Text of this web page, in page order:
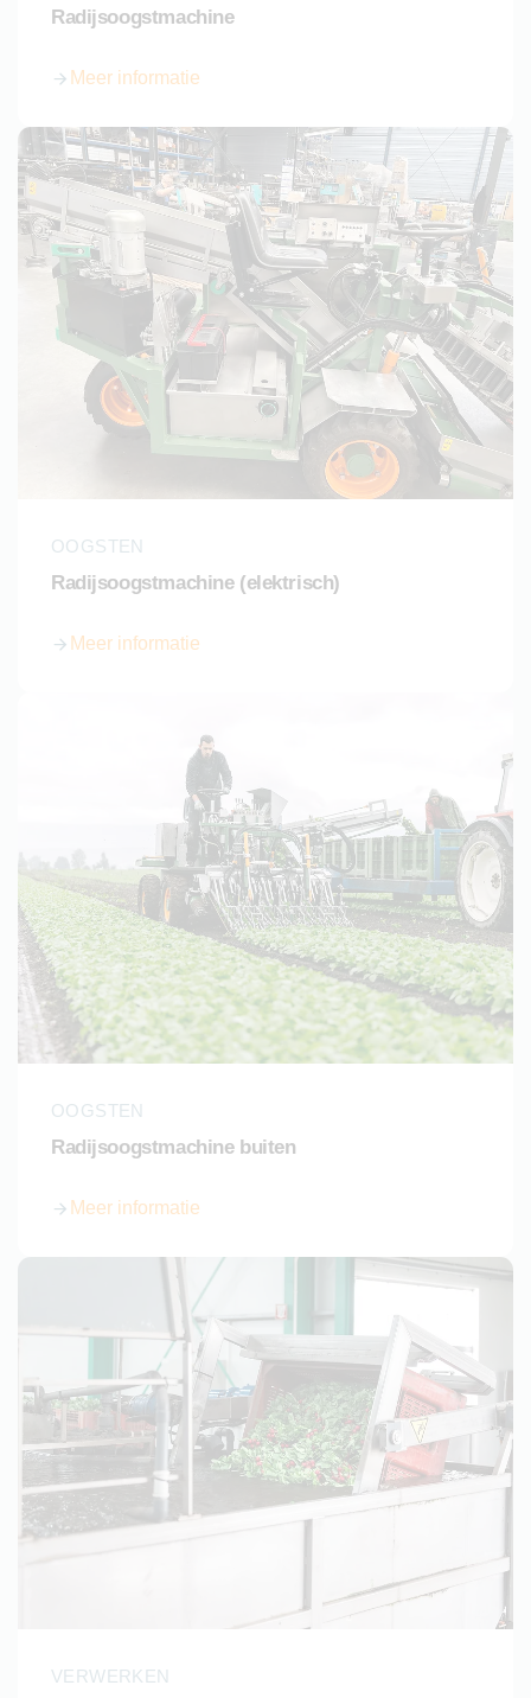
Radijsoogstmachine
Meer informatie
OOGSTEN
Radijsoogstmachine (elektrisch)
Meer informatie
over Radijsoogstmachine (elektrisch)
OOGSTEN
Radijsoogstmachine buiten
Meer informatie
VERWERKEN